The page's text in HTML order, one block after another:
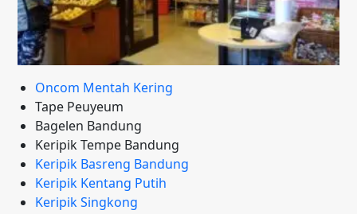
Oncom Mentah Kering
Tape Peuyeum
Bagelen Bandung
Keripik Tempe Bandung
Keripik Basreng Bandung
Keripik Kentang Putih
Keripik Singkong